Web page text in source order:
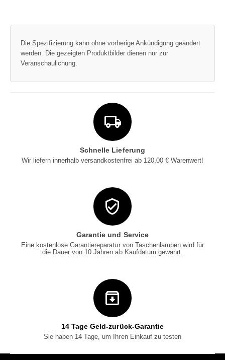
Die Spezifizierung kann ohne vorherige Ankündigung geändert
werden. Die gezeigten Produktbilder dienen nur zur
Veranschaulichung.
Schnelle Lieferung
Wir liefern innerhalb versandkostenfrei ab 120,00 € Warenwert!
Garantie und Service
Eine kostenlose Garantiereparatur von Taschenlampen wird für
die Dauer von 10 Jahren ab Kaufdatum gewährt.
14 Tage Geld-zurück-Garantie
Sie haben 14 Tage, um Ihren Einkauf zu testen